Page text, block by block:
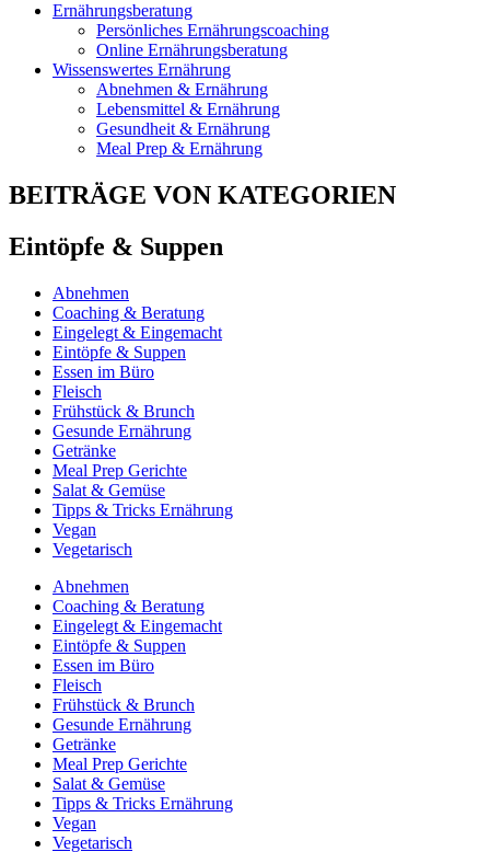
Ernährungsberatung
Persönliches Ernährungscoaching
Online Ernährungsberatung
Wissenswertes Ernährung
Abnehmen & Ernährung
Lebensmittel & Ernährung
Gesundheit & Ernährung
Meal Prep & Ernährung
BEITRÄGE VON KATEGORIEN
Eintöpfe & Suppen
Abnehmen
Coaching & Beratung
Eingelegt & Eingemacht
Eintöpfe & Suppen
Essen im Büro
Fleisch
Frühstück & Brunch
Gesunde Ernährung
Getränke
Meal Prep Gerichte
Salat & Gemüse
Tipps & Tricks Ernährung
Vegan
Vegetarisch
Abnehmen
Coaching & Beratung
Eingelegt & Eingemacht
Eintöpfe & Suppen
Essen im Büro
Fleisch
Frühstück & Brunch
Gesunde Ernährung
Getränke
Meal Prep Gerichte
Salat & Gemüse
Tipps & Tricks Ernährung
Vegan
Vegetarisch